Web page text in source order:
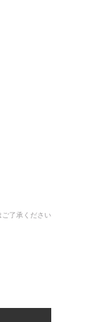
了承ください